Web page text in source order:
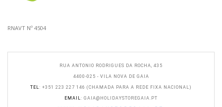
RNAVT Nº 4504
RUA ANTONIO RODRIGUES DA ROCHA, 435
4400-025 - VILA NOVA DE GAIA
TEL: +351 223 227 146 (CHAMADA PARA A REDE FIXA NACIONAL)
EMAIL: GAIA@HOLIDAYSTOREGAIA.PT